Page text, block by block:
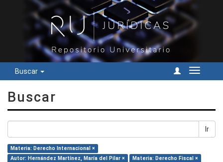
Buscar
Cambiar
Buscar
Ir
Materia: Derecho Internacional ×
Autor: Hernández Martínez, María del Pilar ×
Materia: Derecho Fiscal ×